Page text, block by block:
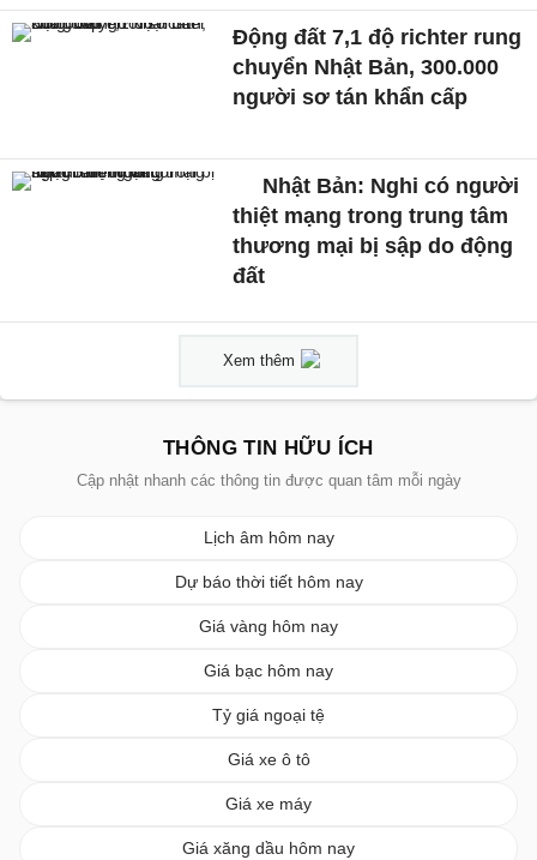
Động đất 7,1 độ richter rung
chuyển Nhật Bản, 300.000
người sơ tán khẩn cấp
Nhật Bản: Nghi có người
thiệt mạng trong trung tâm
thương mại bị sập do động
đất
Xem thêm
THÔNG TIN HỮU ÍCH
Cập nhật nhanh các thông tin được quan tâm mỗi ngày
Lịch âm hôm nay
Dự báo thời tiết hôm nay
Giá vàng hôm nay
Giá bạc hôm nay
Tỷ giá ngoại tệ
Giá xe ô tô
Giá xe máy
Giá xăng dầu hôm nay